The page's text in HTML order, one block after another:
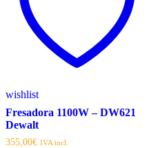
wishlist
Fresadora 1100W – DW621
Dewalt
355,00€ IVA incl.